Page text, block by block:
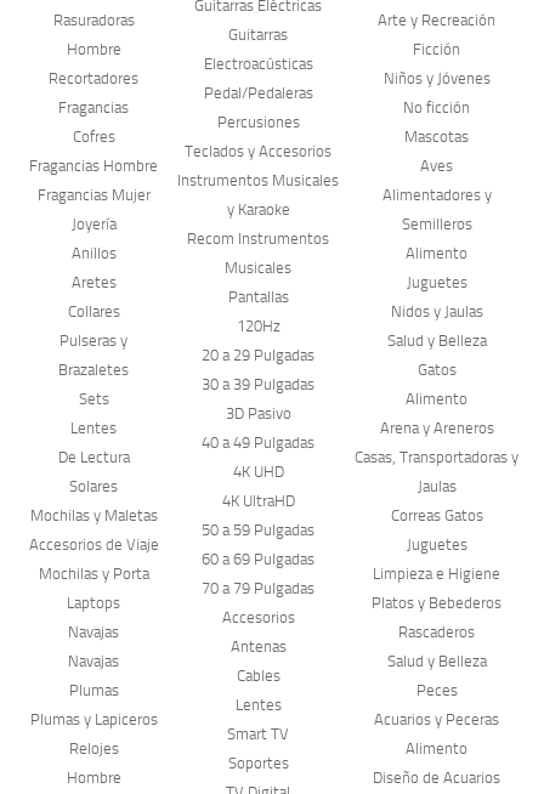
Rasuradoras
Hombre
Recortadores
Fragancias
Cofres
Fragancias Hombre
Fragancias Mujer
Joyería
Anillos
Aretes
Collares
Pulseras y
Brazaletes
Sets
Lentes
De Lectura
Solares
Mochilas y Maletas
Accesorios de Viaje
Mochilas y Porta
Laptops
Navajas
Navajas
Plumas
Plumas y Lapiceros
Relojes
Hombre
Guitarras Eléctricas
Guitarras
Electroacústicas
Pedal/Pedaleras
Percusiones
Teclados y Accesorios
Instrumentos Musicales
y Karaoke
Recom Instrumentos
Musicales
Pantallas
120Hz
20 a 29 Pulgadas
30 a 39 Pulgadas
3D Pasivo
40 a 49 Pulgadas
4K UHD
4K UltraHD
50 a 59 Pulgadas
60 a 69 Pulgadas
70 a 79 Pulgadas
Accesorios
Antenas
Cables
Lentes
Smart TV
Soportes
Arte y Recreación
Ficción
Niños y Jóvenes
No ficción
Mascotas
Aves
Alimentadores y
Semilleros
Alimento
Juguetes
Nidos y Jaulas
Salud y Belleza
Gatos
Alimento
Arena y Areneros
Casas, Transportadoras y
Jaulas
Correas Gatos
Juguetes
Limpieza e Higiene
Platos y Bebederos
Rascaderos
Salud y Belleza
Peces
Acuarios y Peceras
Alimento
Diseño de Acuarios